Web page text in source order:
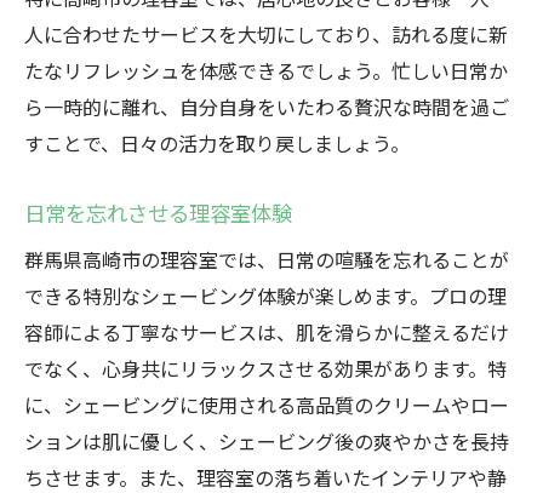
人に合わせたサービスを大切にしており、訪れる度に新
たなリフレッシュを体感できるでしょう。忙しい日常か
ら一時的に離れ、自分自身をいたわる贅沢な時間を過ご
すことで、日々の活力を取り戻しましょう。
日常を忘れさせる理容室体験
群馬県高崎市の理容室では、日常の喧騒を忘れることが
できる特別なシェービング体験が楽しめます。プロの理
容師による丁寧なサービスは、肌を滑らかに整えるだけ
でなく、心身共にリラックスさせる効果があります。特
に、シェービングに使用される高品質のクリームやロー
ションは肌に優しく、シェービング後の爽やかさを長持
ちさせます。また、理容室の落ち着いたインテリアや静